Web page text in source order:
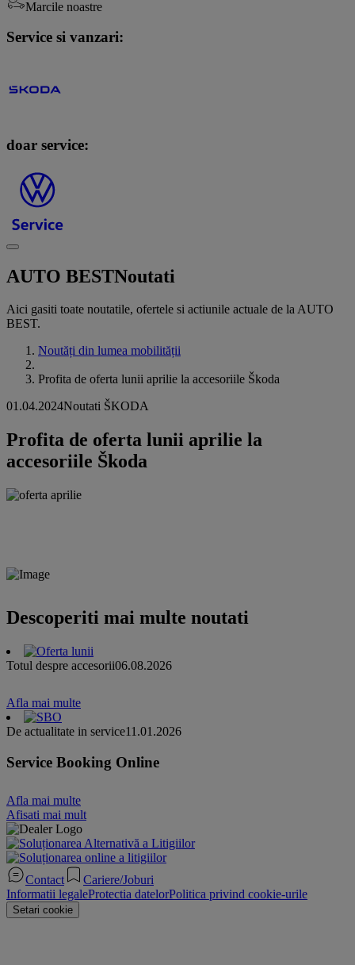
Marcile noastre
Service si vanzari:
doar service:
AUTO BESTNoutati
Aici gasiti toate noutatile, ofertele si actiunile actuale de la AUTO
BEST.
Noutăți din lumea mobilității
Profita de oferta lunii aprilie la accesoriile Škoda
01.04.2024Noutati ŠKODA
Profita de oferta lunii aprilie la
accesoriile Škoda
Descoperiti mai multe noutati
Totul despre accesorii06.08.2026
Afla mai multe
De actualitate in service11.01.2026
Service Booking Online
Afla mai multe
Afisati mai mult
Contact
Cariere/Joburi
Informatii legaleProtectia datelorPolitica privind cookie-urile
Setari cookie